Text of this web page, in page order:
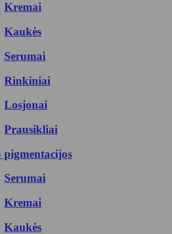
Kremai
Kaukės
Serumai
Rinkiniai
Losjonai
Prausikliai
pigmentacijos
Serumai
Kremai
Kaukės